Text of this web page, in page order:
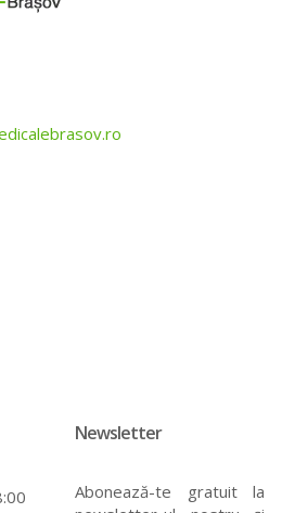
Newsletter
Abonează-te gratuit la